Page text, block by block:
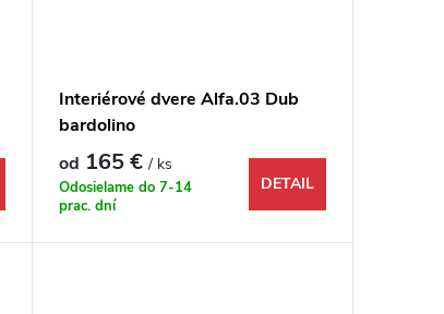
Interiérové dvere Alfa.03 Dub
bardolino
od 165 €/ ks
Odosielame do 7-14
prac. dní
DETAIL